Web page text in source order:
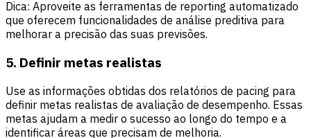
Dica: Aproveite as ferramentas de reporting automatizado
que oferecem funcionalidades de análise preditiva para
melhorar a precisão das suas previsões.
5. Definir metas realistas
Use as informações obtidas dos relatórios de pacing para
definir metas realistas de avaliação de desempenho. Essas
metas ajudam a medir o sucesso ao longo do tempo e a
identificar áreas que precisam de melhoria.